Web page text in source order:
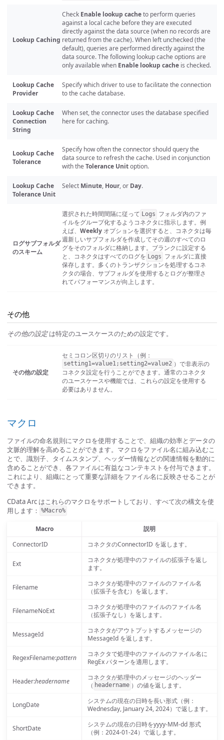
Lookup Caching
Check Enable lookup cacheto perform queries
against a local cache before they are executed
directly against the data source (when no records are
returned from the cache). When left unchecked (the
default), queries are performed directly against the
data source. The following lookup cache options are
only available when Enable lookup cache is checked.
Lookup Cache
Provider
Specify which driver to use to facilitate the connection
to the cache database.
Lookup Cache
Connection
String
When set, the connector uses the database specified
here for caching.
Lookup Cache
Tolerance
Specify how often the connector should query the
data source to refresh the cache. Used in conjunction
with the Tolerance Unitoption.
Lookup Cache
Tolerance Unit
Select Minute, Hour, or Day.
ログサブフォルダ
のスキーム
選択された時間間隔に従って Logs フォルダ内のファ
イルをグループ化するようコネクタに指示します。例
えば、 Weekly オプションを選択すると、コネクタは毎
週新しいサブフォルダを作成してその週のすべてのロ
グをそのフォルダに格納します。ブランクに設定する
と、コネクタはすべてのログを Logs フォルダに直接
保存します。多くのトランザクションを処理するコネ
クタの場合、サブフォルダを使用するとログが整理さ
れてパフォーマンスが向上します。
その他
その他の設定は特定のユースケースのための設定です。
その他の設定
セミコロン区切りのリスト（例：
setting1=value1;setting2=value2 ）で非表示の
コネクタ設定を行うことができます。通常のコネクタ
のユースケースや機能では、これらの設定を使用する
必要はありません。
マクロ
ファイルの命名規則にマクロを使用することで、組織の効率とデータの
文脈的理解を高めることができます。マクロをファイル名に組み込むこ
とで、識別子、タイムスタンプ、ヘッダー情報などの関連情報を動的に
含めることができ、各ファイルに有益なコンテキストを付与できます。
これにより、組織にとって重要な詳細をファイル名に反映させることが
できます。
CData Arc はこれらのマクロをサポートしており、すべて次の構文を使
用します： %Macro%
Macro
説明
ConnectorID
コネクタのConnectorID を返します。
Ext
コネクタが処理中のファイルの拡張子を返し
ます。
Filename
コネクタが処理中のファイルのファイル名
（拡張子を含む）を返します。
FilenameNoExt
コネクタが処理中のファイルのファイル名
（拡張子なし）を返します。
MessageId
コネクタがアウトプットするメッセージの
MessageId を返します。
RegexFilename:pattern
コネクタで処理中のファイルのファイル名に
RegEx パターンを適用します。
Header:headername
コネクタが処理中のメッセージのヘッダー
（ headername ）の値を返します。
LongDate
システムの現在の日時を長い形式（例：
Wednesday, January 24, 2024）で返します。
ShortDate
システムの現在の日時をyyyy-MM-dd 形式
（例：2024-01-24）で返します。